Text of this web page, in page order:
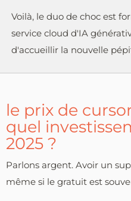
Voilà, le duo de choc est
service cloud d'IA
d'accueillir la nouvelle
le prix de
quel
2025 ?
Parlons argent. Avoir un
même si le gratuit est